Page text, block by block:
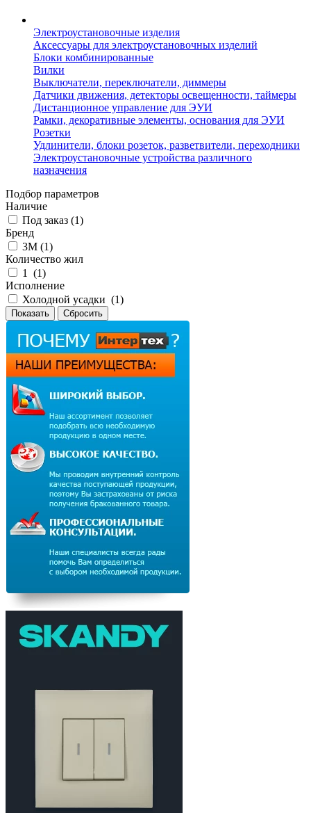
Электроустановочные изделия
Аксессуары для электроустановочных изделий
Блоки комбинированные
Вилки
Выключатели, переключатели, диммеры
Датчики движения, детекторы освещенности, таймеры
Дистанционное управление для ЭУИ
Рамки, декоративные элементы, основания для ЭУИ
Розетки
Удлинители, блоки розеток, разветвители, переходники
Электроустановочные устройства различного
назначения
Подбор параметров
Наличие
Под заказ (1)
Бренд
3М (1)
Количество жил
1 (1)
Исполнение
Холодной усадки (1)